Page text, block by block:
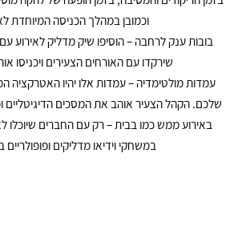
וכמובן במהלך הכניסה המיוחדת
בובות ענק לרחבה – הוסיפו שיק מדליק לאירוע
שירקדו עם האורחים הצעירים ויכניסו
עמדות מולטימדיה – עמדות אלו יהיו האטרקציה
שלכם. הקהל הצעיר אוהב את המסכים הדיגיטליים
באירוע ממש כמו בבית – רק עם החברים
במשחקי וידיאו מדליקים ופופולריים